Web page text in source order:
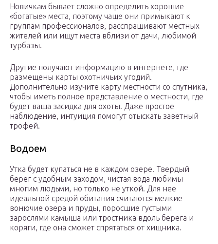
Новичкам бывает сложно определить хорошие
«богатые» места, поэтому чаще они примыкают к
группам профессионалов, расспрашивают местных
жителей или ищут места вблизи от дачи, любимой
турбазы.
Другие получают информацию в интернете, где
размещены карты охотничьих угодий.
Дополнительно изучите карту местности со спутника,
чтобы иметь полное представление о местности, где
будет ваша засидка для охоты. Даже простое
наблюдение, интуиция помогут отыскать заветный
трофей.
Водоем
Утка будет купаться не в каждом озере. Твердый
берег с удобным заходом, чистая вода любимы
многим людьми, но только не уткой. Для нее
идеальной средой обитания считаются мелкие
вонючие озера и пруды, поросшие густыми
зарослями камыша или тростника вдоль берега и
коряги, где она сможет спрятаться от хищника.